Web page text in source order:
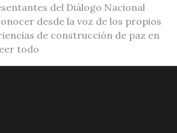
del Diálogo Nacional
desde la voz de los propios
de construcción de paz en
todo